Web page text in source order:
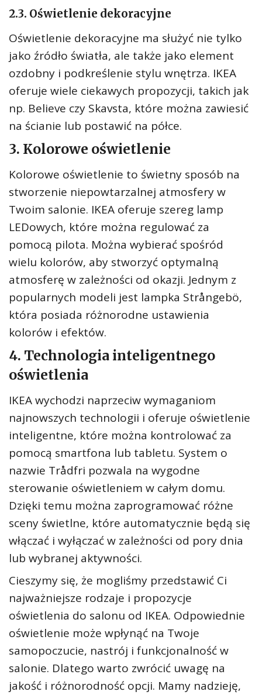
2.3. Oświetlenie dekoracyjne
Oświetlenie dekoracyjne ma służyć nie tylko
jako źródło światła, ale także jako element
ozdobny i podkreślenie stylu wnętrza. IKEA
oferuje wiele ciekawych propozycji, takich jak
np. Believe czy Skavsta, które można zawiesić
na ścianie lub postawić na półce.
3. Kolorowe oświetlenie
Kolorowe oświetlenie to świetny sposób na
stworzenie niepowtarzalnej atmosfery w
Twoim salonie. IKEA oferuje szereg lamp
LEDowych, które można regulować za
pomocą pilota. Można wybierać spośród
wielu kolorów, aby stworzyć optymalną
atmosferę w zależności od okazji. Jednym z
popularnych modeli jest lampka Strångebö,
która posiada różnorodne ustawienia
kolorów i efektów.
4. Technologia inteligentnego
oświetlenia
IKEA wychodzi naprzeciw wymaganiom
najnowszych technologii i oferuje oświetlenie
inteligentne, które można kontrolować za
pomocą smartfona lub tabletu. System o
nazwie Trådfri pozwala na wygodne
sterowanie oświetleniem w całym domu.
Dzięki temu można zaprogramować różne
sceny świetlne, które automatycznie będą się
włączać i wyłączać w zależności od pory dnia
lub wybranej aktywności.
Cieszymy się, że mogliśmy przedstawić Ci
najważniejsze rodzaje i propozycje
oświetlenia do salonu od IKEA. Odpowiednie
oświetlenie może wpłynąć na Twoje
samopoczucie, nastrój i funkcjonalność w
salonie. Dlatego warto zwrócić uwagę na
jakość i różnorodność opcji. Mamy nadzieję,